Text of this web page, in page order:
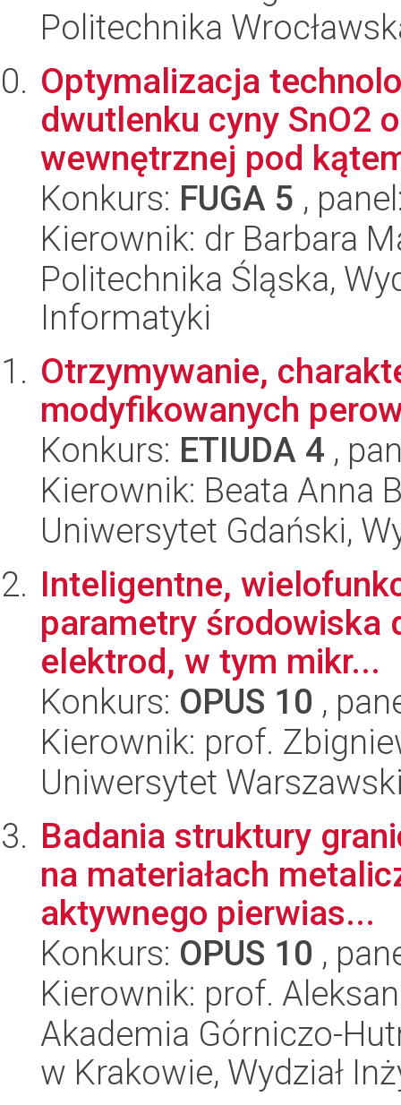
Politechnika
Optymalizacja
dwutlenku cyny SnO2
wewnętrznej pod
Konkurs: FUGA 5 ,
Kierownik: dr Barbara
Politechnika Śląska,
Informatyki
Otrzymywanie,
modyfikowanych
Konkurs: ETIUDA 4 ,
Kierownik: Beata Anna
Uniwersytet Gdański,
Inteligentne,
parametry środowiska
elektrod, w tym mikr...
Konkurs: OPUS 10 ,
Kierownik: prof.
Uniwersytet
Badania struktury
na materiałach
aktywnego pierwias...
Konkurs: OPUS 10 ,
Kierownik: prof.
Akademia Górniczo-
w Krakowie, Wydział